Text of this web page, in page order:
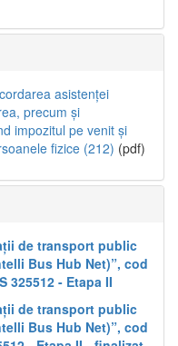
asistenței
precum și
impozitul pe venit și
fizice (212) (pdf)
de transport public
Bus Hub Net)”, cod
325512 - Etapa II
de transport public
Bus Hub Net)”, cod